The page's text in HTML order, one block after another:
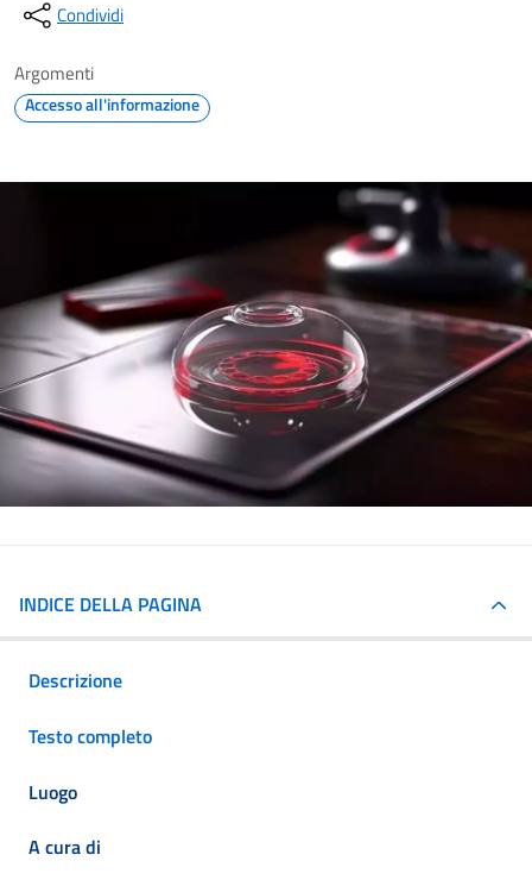
Condividi
Argomenti
Accesso all'informazione
INDICE DELLA PAGINA
Descrizione
Testo completo
Luogo
A cura di